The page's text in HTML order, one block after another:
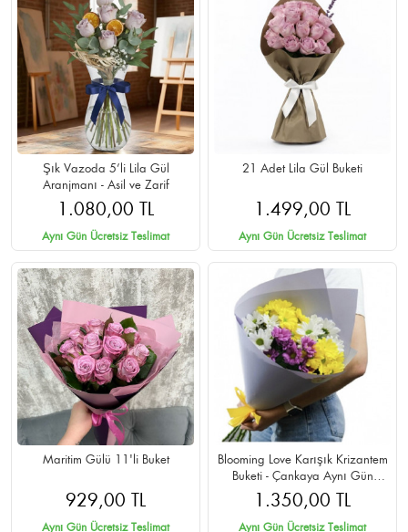
Şık Vazoda 5’li Lila Gül
Aranjmanı - Asil ve Zarif
1.080,00 TL
Aynı Gün Ücretsiz Teslimat
21 Adet Lila Gül Buketi
1.499,00 TL
Aynı Gün Ücretsiz Teslimat
Maritim Gülü 11'li Buket
929,00 TL
Aynı Gün Ücretsiz Teslimat
Blooming Love Karışık Krizantem
Buketi - Çankaya Aynı Gün
Teslimat
1.350,00 TL
Aynı Gün Ücretsiz Teslimat